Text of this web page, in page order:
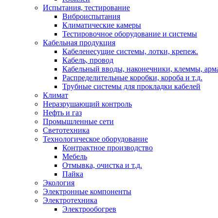
Испытания, тестирование
Виброиспытания
Климатические камеры
Тестировочное оборудование и системы
Кабельная продукция
Кабеленесущие системы, лотки, крепеж.
Кабель, провод
Кабельный вводы, наконечники, клеммы,
Распределительные коробки, короба и т.д.
Трубные системы для прокладки кабелей
Климат
Неразрушающий контроль
Нефть и газ
Промышленные сети
Светотехника
Технологическое оборудование
Контрактное производство
Мебель
Отмывка, очистка и т.д.
Пайка
Экология
Электронные компоненты
Электротехника
Электрообогрев